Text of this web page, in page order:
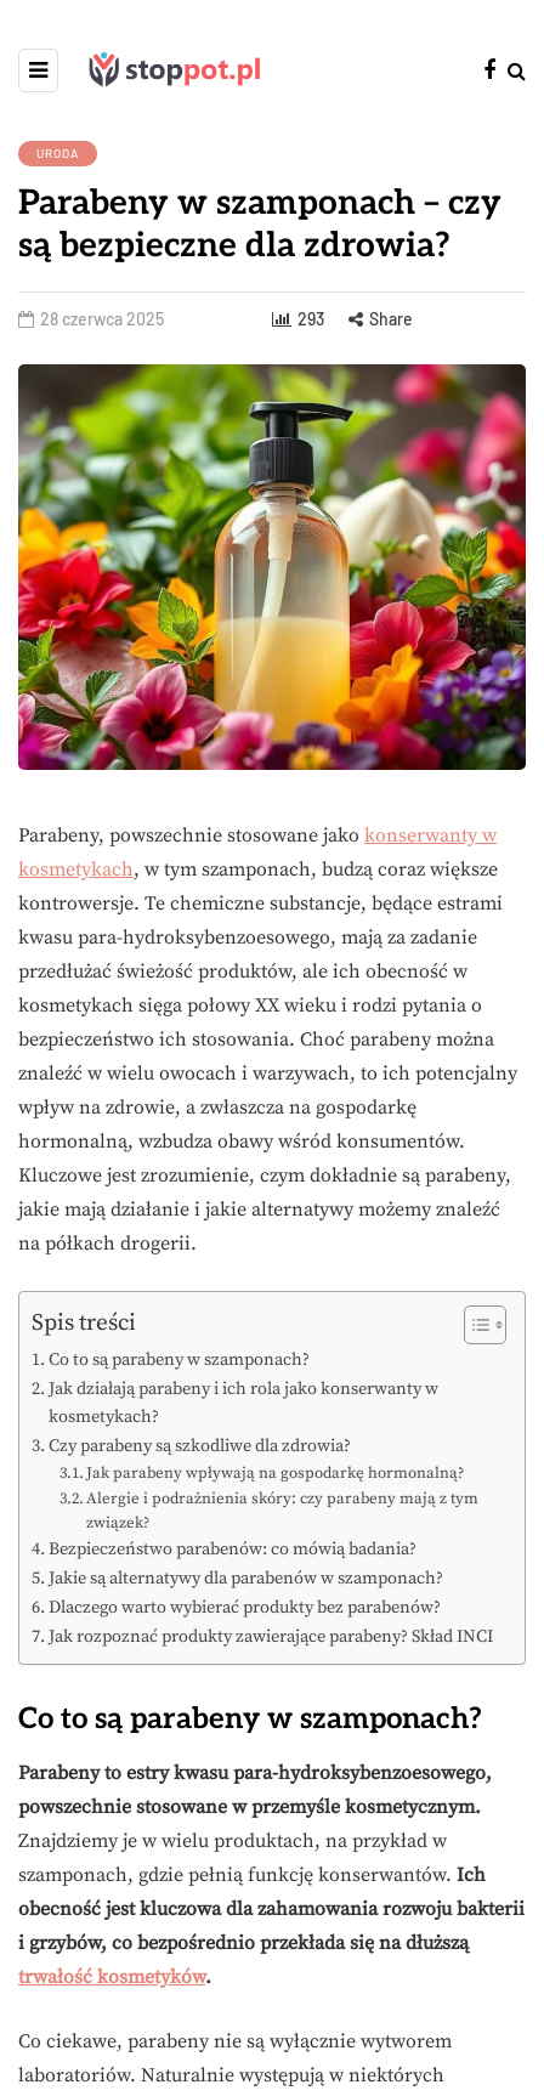
URODA
Parabeny w szamponach – czy
są bezpieczne dla zdrowia?
28 czerwca 2025 293 Share
Parabeny, powszechnie stosowane jako konserwanty w
kosmetykach, w tym szamponach, budzą coraz większe
kontrowersje. Te chemiczne substancje, będące estrami
kwasu para-hydroksybenzoesowego, mają za zadanie
przedłużać świeżość produktów, ale ich obecność w
kosmetykach sięga połowy XX wieku i rodzi pytania o
bezpieczeństwo ich stosowania. Choć parabeny można
znaleźć w wielu owocach i warzywach, to ich potencjalny
wpływ na zdrowie, a zwłaszcza na gospodarkę
hormonalną, wzbudza obawy wśród konsumentów.
Kluczowe jest zrozumienie, czym dokładnie są parabeny,
jakie mają działanie i jakie alternatywy możemy znaleźć
na półkach drogerii.
Spis treści
Co to są parabeny w szamponach?
Jak działają parabeny i ich rola jako konserwanty w
kosmetykach?
Czy parabeny są szkodliwe dla zdrowia?
Jak parabeny wpływają na gospodarkę hormonalną?
Alergie i podrażnienia skóry: czy parabeny mają z tym
związek?
Bezpieczeństwo parabenów: co mówią badania?
Jakie są alternatywy dla parabenów w szamponach?
Dlaczego warto wybierać produkty bez parabenów?
Jak rozpoznać produkty zawierające parabeny? Skład INCI
Co to są parabeny w szamponach?
Parabeny to estry kwasu para-hydroksybenzoesowego,
powszechnie stosowane w przemyśle kosmetycznym.
Znajdziemy je w wielu produktach, na przykład w
szamponach, gdzie pełnią funkcję konserwantów. Ich
obecność jest kluczowa dla zahamowania rozwoju bakterii
i grzybów, co bezpośrednio przekłada się na dłuższą
trwałość kosmetyków.
Co ciekawe, parabeny nie są wyłącznie wytworem
laboratoriów. Naturalnie występują w niektórych